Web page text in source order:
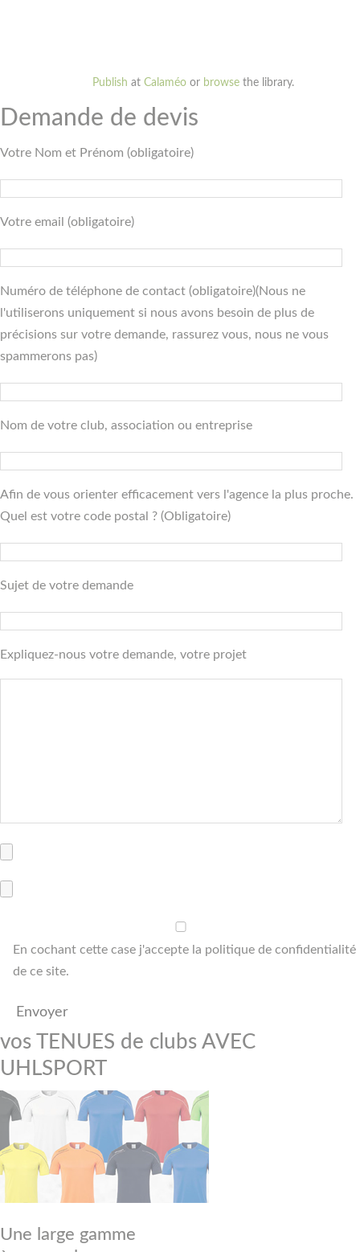
Publish at Calaméoor browsethe library.
Demande de devis
Votre Nom et Prénom (obligatoire)
Votre email (obligatoire)
Numéro de téléphone de contact (obligatoire)(Nous ne
l'utiliserons uniquement si nous avons besoin de plus de
précisions sur votre demande, rassurez vous, nous ne vous
spammerons pas)
Nom de votre club, association ou entreprise
Afin de vous orienter efficacement vers l'agence la plus proche.
Quel est votre code postal ? (Obligatoire)
Sujet de votre demande
Expliquez-nous votre demande, votre projet
En cochant cette case j'accepte la politique de confidentialité
de ce site.
vos TENUES de clubs AVEC
UHLSPORT
Une large gamme